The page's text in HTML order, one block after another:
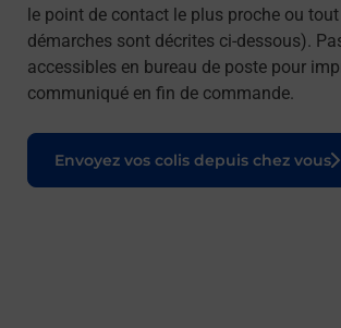
le point de contact le plus proche ou
démarches sont décrites ci-dessous).
accessibles en bureau de poste pour
communiqué en fin de commande.
Envoyez vos colis depuis chez vous
Le lien s'ouvre dans un nouvel onglet